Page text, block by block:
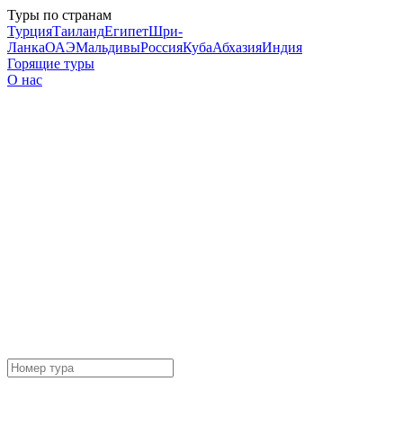
Туры по странам
ТурцияТаиландЕгипетШри-
ЛанкаОАЭМальдивыРоссияКубаАбхазияИндия
Горящие туры
О нас